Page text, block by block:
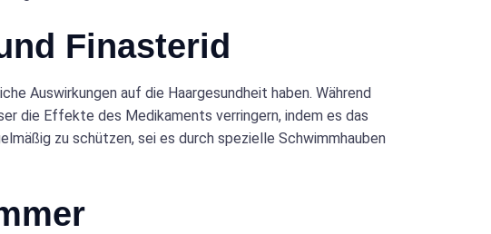
Finasterid
Auswirkungen auf die Haargesundheit haben. Während
die Effekte des Medikaments verringern, indem es das
zu schützen, sei es durch spezielle Schwimmhauben